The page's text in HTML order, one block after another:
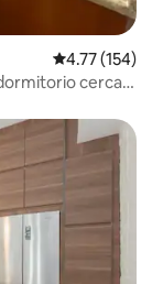
Calificación
4.77 (154)
cerca